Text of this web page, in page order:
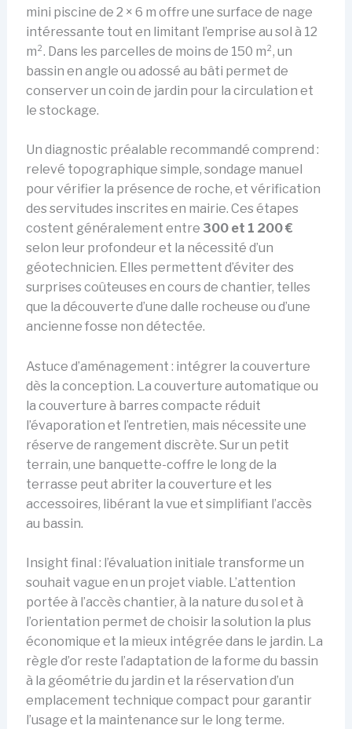
mini piscine de 2 × 6 m offre une surface de nage
intéressante tout en limitant l’emprise au sol à 12
m². Dans les parcelles de moins de 150 m², un
bassin en angle ou adossé au bâti permet de
conserver un coin de jardin pour la circulation et
le stockage.
Un diagnostic préalable recommandé comprend :
relevé topographique simple, sondage manuel
pour vérifier la présence de roche, et vérification
des servitudes inscrites en mairie. Ces étapes
costent généralement entre 300 et 1 200 €
selon leur profondeur et la nécessité d’un
géotechnicien. Elles permettent d’éviter des
surprises coûteuses en cours de chantier, telles
que la découverte d’une dalle rocheuse ou d’une
ancienne fosse non détectée.
Astuce d’aménagement : intégrer la couverture
dès la conception. La couverture automatique ou
la couverture à barres compacte réduit
l’évaporation et l’entretien, mais nécessite une
réserve de rangement discrète. Sur un petit
terrain, une banquette-coffre le long de la
terrasse peut abriter la couverture et les
accessoires, libérant la vue et simplifiant l’accès
au bassin.
Insight final : l’évaluation initiale transforme un
souhait vague en un projet viable. L’attention
portée à l’accès chantier, à la nature du sol et à
l’orientation permet de choisir la solution la plus
économique et la mieux intégrée dans le jardin. La
règle d’or reste l’adaptation de la forme du bassin
à la géométrie du jardin et la réservation d’un
emplacement technique compact pour garantir
l’usage et la maintenance sur le long terme.